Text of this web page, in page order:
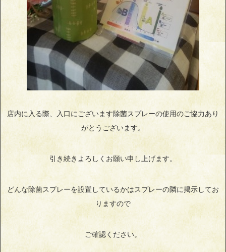
店内に入る際、入口にございます除菌スプレーの使用のご協力あり
がとうございます。
引き続きよろしくお願い申し上げます。
どんな除菌スプレーを設置しているかはスプレーの隣に掲示してお
りますので
ご確認ください。